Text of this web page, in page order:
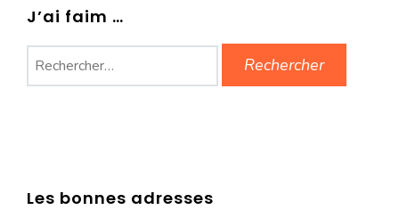
J’ai faim …
Les bonnes adresses